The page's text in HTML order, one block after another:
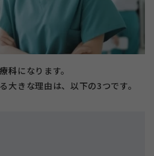
科になります。
大きな理由は、以下の3つです。